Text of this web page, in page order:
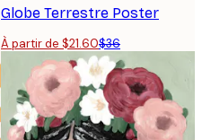
Globe Terrestre Poster
À partir de $21.60$36